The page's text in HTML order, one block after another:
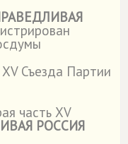
Съезда Партии
часть XV
РОССИЯ